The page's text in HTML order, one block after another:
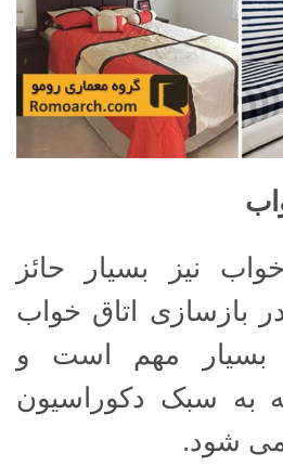
نیز بسیار حائز
بازسازی اتاق خواب
بسیار مهم است و
به سبک دکوراسیون
می شود.